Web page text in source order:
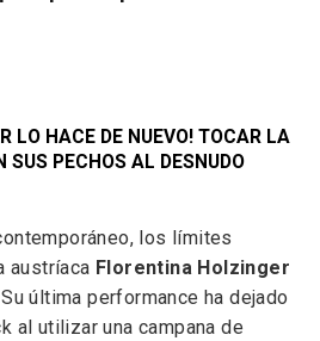
LO HACE DE NUEVO! TOCAR LA
PECHOS AL DESNUDO
los límites
austríaca Florentina Holzinger
última performance ha dejado
al utilizar una campana de